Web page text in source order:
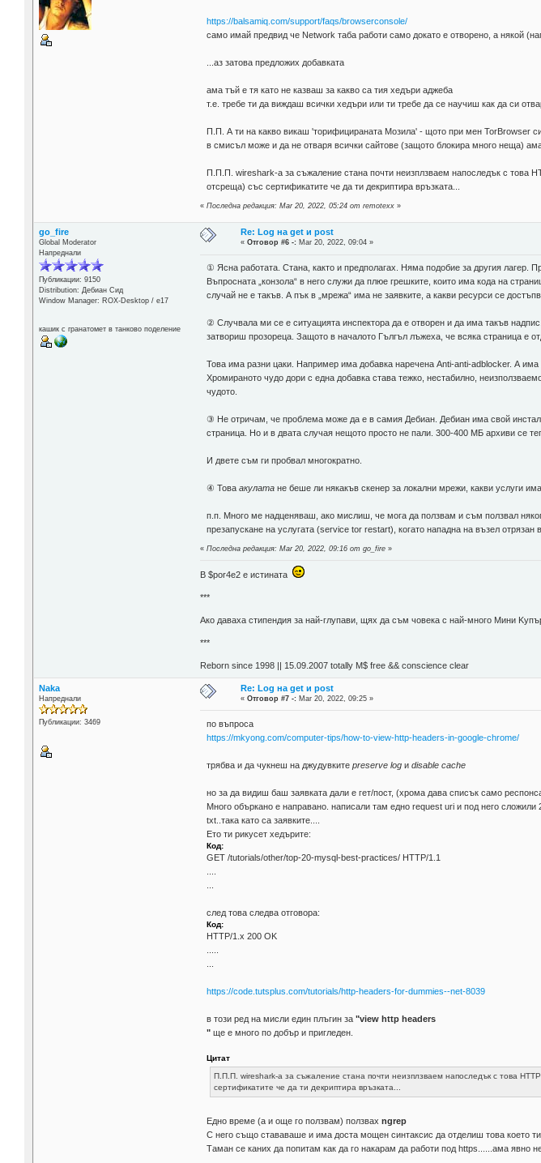
https://balsamiq.com/support/faqs/browserconsole/
само имай предвид че Network таба работи само докато е отворено, а някой
...аз затова предложих добавката
ама тъй е тя като не казваш за какво са тия хедъри аджеба
т.е. требе ти да виждаш всички хедъри или ти требе да се научиш как да си
П.П. А ти на какво викаш 'торифицираната Мозила' - щото при мен TorBrowser
в смисъл може и да не отваря всички сайтове (защото блокира много неща)
П.П.П. wireshark-а за съжаление стана почти неизплзваем напоследък с това
отсреща) със сертификатите че да ти декриптира връзката...
«Последна редакция: Mar 20, 2022, 05:24 от remotexx »
go_fire
Global Moderator
Напреднали
Публикации: 9150
Distribution: Дебиан Сид
Window Manager: ROX-Desktop / е17
кашик с гранатомет в танково поделение
Re: Log на get и post
«Отговор #6 -: Mar 20, 2022, 09:04 »
① Ясна работата. Стана, както и предполагах. Няма подобие за другия лагер.
Въпросната „конзола“ в него служи да плюе грешките, които има кода на
случай не е такъв. А пък в „мрежа“ има не заявките, а какви ресурси се
② Случвала ми се е ситуацията инспектора да е отворен и да има такъв
затвориш прозореца. Защото в началото Гългъл лъжеха, че всяка страница е
Това има разни цаки. Например има добавка наречена Anti-anti-adblocker. А
Хромираното чудо дори с една добавка става тежко, нестабилно,
чудото.
③ Не отричам, че проблема може да е в самия Дебиан. Дебиан има свой
страница. Но и в двата случая нещото просто не пали. 300-400 МБ архиви се
И двете съм ги пробвал многократно.
④ Товаакулата не беше ли някакъв скенер за локални мрежи, какви услуги
п.п. Много ме надценяваш, ако мислиш, че мога да ползвам и съм ползвал
презапускане на услугата (service tor restart), когато нападна на възел отрязан
«Последна редакция: Mar 20, 2022, 09:16 от go_fire »
В $por4e2 e истината
***
Aко даваха стипендия за най-глупави, щях да съм човека с най-много Mини
***
Reborn since 1998 || 15.09.2007 totally М$ free && conscience clear
Naka
Напреднали
Публикации: 3469
Re: Log на get и post
«Отговор #7 -: Mar 20, 2022, 09:25 »
по въпроса
https://mkyong.com/computer-tips/how-to-view-http-headers-in-google-chrome/
трябва и да чукнеш на джудувкитеpreserve log иdisable cache
но за да видиш баш заявката дали е гет/пост, (хрома дава списък само
Много объркано е направано. написали там едно request uri и под него
txt..така като са заявките....
Ето ти рикусет хедърите:
Код:
GET /tutorials/other/top-20-mysql-best-practices/ HTTP/1.1
след това следва отговора:
Код:
HTTP/1.x 200 OK
https://code.tutsplus.com/tutorials/http-headers-for-dummies--net-8039
в този ред на мисли един плъгин за"view http headers
" ще е много по добър и пригледен.
Цитат
П.П.П. wireshark-а за съжаление стана почти неизплзваем напоследък с това
сертификатите че да ти декриптира връзката...
Eдно време (а и още го ползвам) ползвахngrep
С него също стававаше и има доста мощен синтаксис да отделиш това което ти
Таман се каних да попитам как да го накарам да работи под https......ама явно